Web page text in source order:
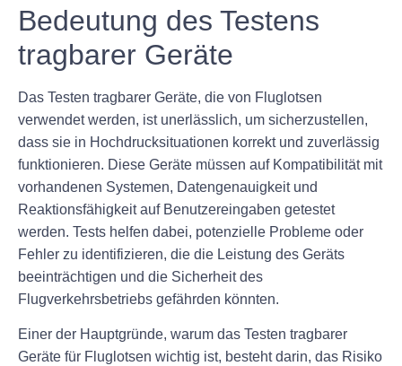
Bedeutung des Testens
tragbarer Geräte
Das Testen tragbarer Geräte, die von Fluglotsen
verwendet werden, ist unerlässlich, um sicherzustellen,
dass sie in Hochdrucksituationen korrekt und zuverlässig
funktionieren. Diese Geräte müssen auf Kompatibilität mit
vorhandenen Systemen, Datengenauigkeit und
Reaktionsfähigkeit auf Benutzereingaben getestet
werden. Tests helfen dabei, potenzielle Probleme oder
Fehler zu identifizieren, die die Leistung des Geräts
beeinträchtigen und die Sicherheit des
Flugverkehrsbetriebs gefährden könnten.
Einer der Hauptgründe, warum das Testen tragbarer
Geräte für Fluglotsen wichtig ist, besteht darin, das Risiko